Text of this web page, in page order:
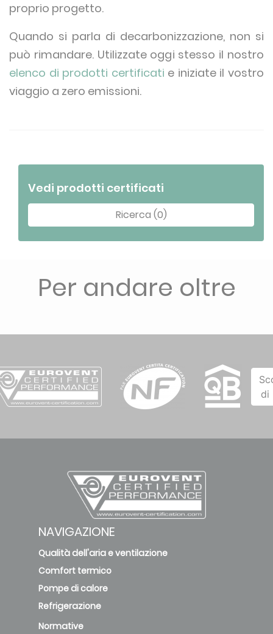
proprio progetto.
Quando si parla di decarbonizzazione, non si
può rimandare. Utilizzate oggi stesso il nostro
elenco di prodotti certificati e iniziate il vostro
viaggio a zero emissioni.
Vedi prodotti certificati
Ricerca (0)
Per andare oltre
di
NAVIGAZIONE
Qualità dell'aria e ventilazione
Comfort termico
Pompe di calore
Refrigerazione
Normative